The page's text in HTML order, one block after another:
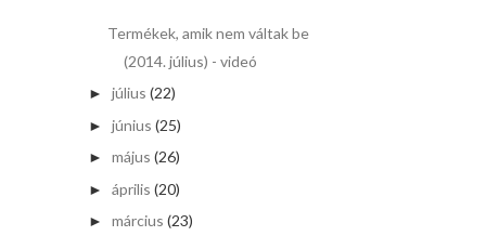
Termékek, amik nem váltak be
(2014. július) - videó
► július (22)
► június (25)
► május (26)
► április (20)
► március (23)